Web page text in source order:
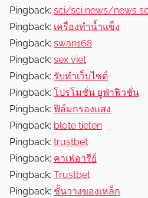
Pingback: sci/sci news/news
Pingback: เครื่องทำน้ำแข็ง
Pingback: swan168
Pingback: sex viet
Pingback: รับทำเว็บไซต์
Pingback: โปรโมชั่น ยูฟ่าฟิวชั่น
Pingback: ฟิล์มกรองแสง
Pingback: blote tieten
Pingback: trustbet
Pingback: คาเฟ่อารีย์
Pingback: Trustbet
Pingback: ชั้นวางของเหล็ก